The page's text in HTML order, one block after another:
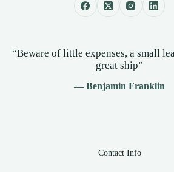
“Beware of little expenses, a small
great ship”
— Benjamin Franklin
Contact Info